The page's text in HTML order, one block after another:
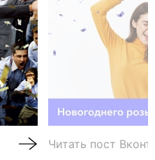
Читать пост